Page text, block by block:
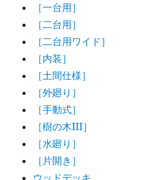
［一台用］
［二台用］
［二台用ワイド］
［内装］
［土間仕様］
［外廻り］
［手動式］
［樹の木III］
［水廻り］
［片開き］
ウッドデッキ